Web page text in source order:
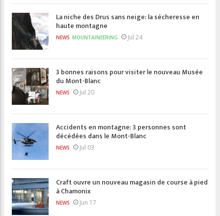
La niche des Drus sans neige: la sécheresse en
haute montagne
NEWS MOUNTAINEERING Jul 24
3 bonnes raisons pour visiter le nouveau Musée
du Mont-Blanc
NEWS Jul 20
Accidents en montagne: 3 personnes sont
décédées dans le Mont-Blanc
NEWS Jul 03
Craft ouvre un nouveau magasin de course à pied
à Chamonix
NEWS Jun 17